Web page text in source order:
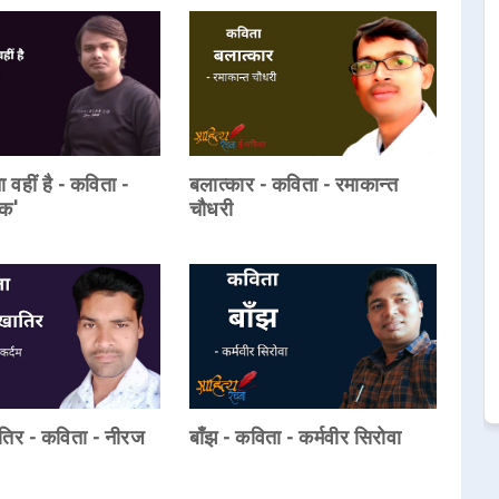
है - कविता -
बलात्कार - कविता - रमाकान्त
चौधरी
- कविता - नीरज बाँझ - कविता - कर्मवीर सिरोवा